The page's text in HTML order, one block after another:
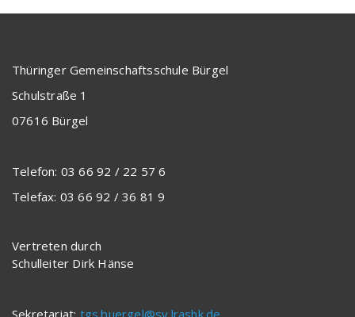
Thüringer Gemeinschaftsschule Bürgel
Schulstraße 1
07616 Bürgel
Telefon: 03 66 92 / 22 57 6
Telefax: 03 66 92 / 36 81 9
Vertreten durch
Schulleiter Dirk Hänse
Sekretariat: tgs.buergel@sv.lrashk.de